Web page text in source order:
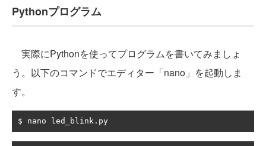
Pythonプログラム
実際にPythonを使ってプログラムを書いてみましょ
う。以下のコマンドでエディター「nano」を起動しま
す。
$ nano led_blink . py